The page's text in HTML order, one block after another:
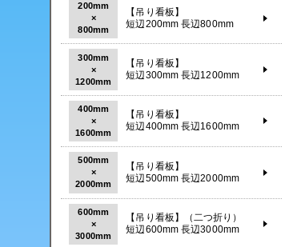
200mm
×
800mm
【吊り看板】
短辺200mm 長辺800mm
300mm
×
1200mm
【吊り看板】
短辺300mm 長辺1200mm
400mm
×
1600mm
【吊り看板】
短辺400mm 長辺1600mm
500mm
×
2000mm
【吊り看板】
短辺500mm 長辺2000mm
600mm
×
3000mm
【吊り看板】（二つ折り）
短辺600mm 長辺3000mm